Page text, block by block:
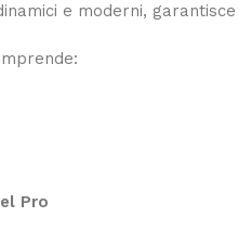
e moderni,
Pro